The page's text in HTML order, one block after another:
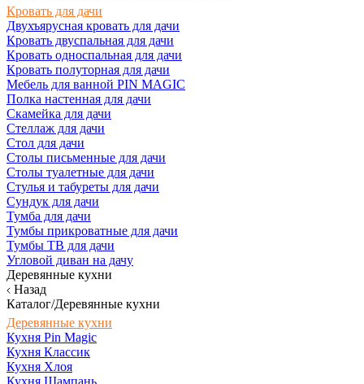
Кровать для дачи
Двухъярусная кровать для дачи
Кровать двуспальная для дачи
Кровать односпальная для дачи
Кровать полуторная для дачи
Мебель для ванной PIN MAGIC
Полка настенная для дачи
Скамейка для дачи
Стеллаж для дачи
Стол для дачи
Столы письменные для дачи
Столы туалетные для дачи
Стулья и табуреты для дачи
Сундук для дачи
Тумба для дачи
Тумбы прикроватные для дачи
Тумбы ТВ для дачи
Угловой диван на дачу
Деревянные кухни
Назад
Каталог/Деревянные кухни
Деревянные кухни
Кухня Pin Magic
Кухня Классик
Кухня Хлоя
Кухня Шампань